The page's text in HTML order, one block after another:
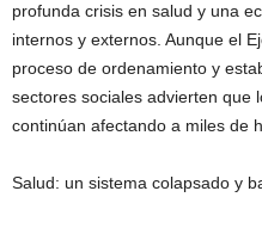
profunda crisis en salud y una
internos y externos. Aunque el
proceso de ordenamiento y
sectores sociales advierten que
continúan afectando a miles
Salud: un sistema colapsado y